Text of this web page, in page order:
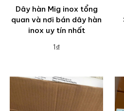
Dây hàn Mig inox tổng
quan và nơi bán dây hàn
inox uy tín nhất
1₫